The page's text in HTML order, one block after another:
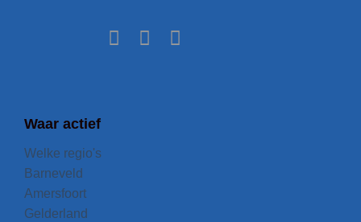
Waar actief
Welke regio's
Barneveld
Amersfoort
Gelderland